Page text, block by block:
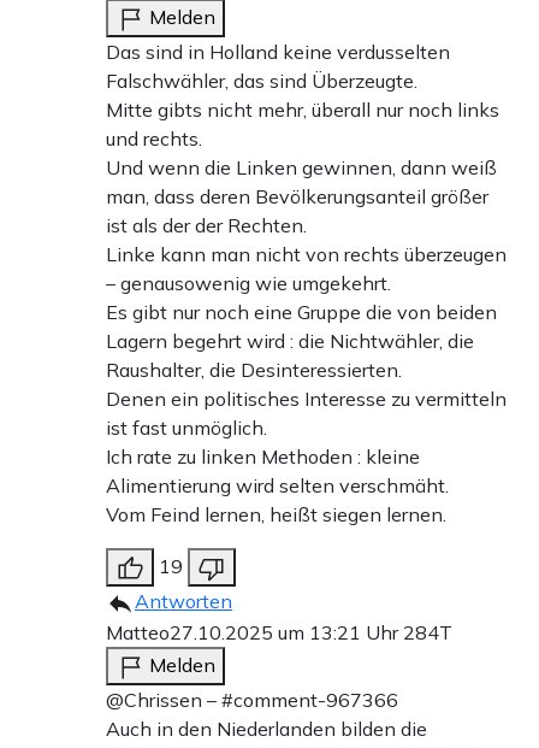
Melden
Das sind in Holland keine verdusselten
Falschwähler, das sind Überzeugte.
Mitte gibts nicht mehr, überall nur noch links
und rechts.
Und wenn die Linken gewinnen, dann weiß
man, dass deren Bevölkerungsanteil größer
ist als der der Rechten.
Linke kann man nicht von rechts überzeugen
– genausowenig wie umgekehrt.
Es gibt nur noch eine Gruppe die von beiden
Lagern begehrt wird : die Nichtwähler, die
Raushalter, die Desinteressierten.
Denen ein politisches Interesse zu vermitteln
ist fast unmöglich.
Ich rate zu linken Methoden : kleine
Alimentierung wird selten verschmäht.
Vom Feind lernen, heißt siegen lernen.
19
Antworten
Matteo27.10.2025 um 13:21 Uhr 284T
Melden
@Chrissen – #comment-967366
Auch in den Niederlanden bilden die